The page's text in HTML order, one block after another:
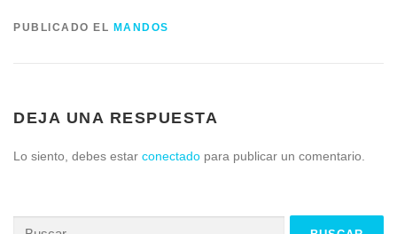
PUBLICADO EL MANDOS
DEJA UNA RESPUESTA
Lo siento, debes estar conectado para publicar un comentario.
Buscar: